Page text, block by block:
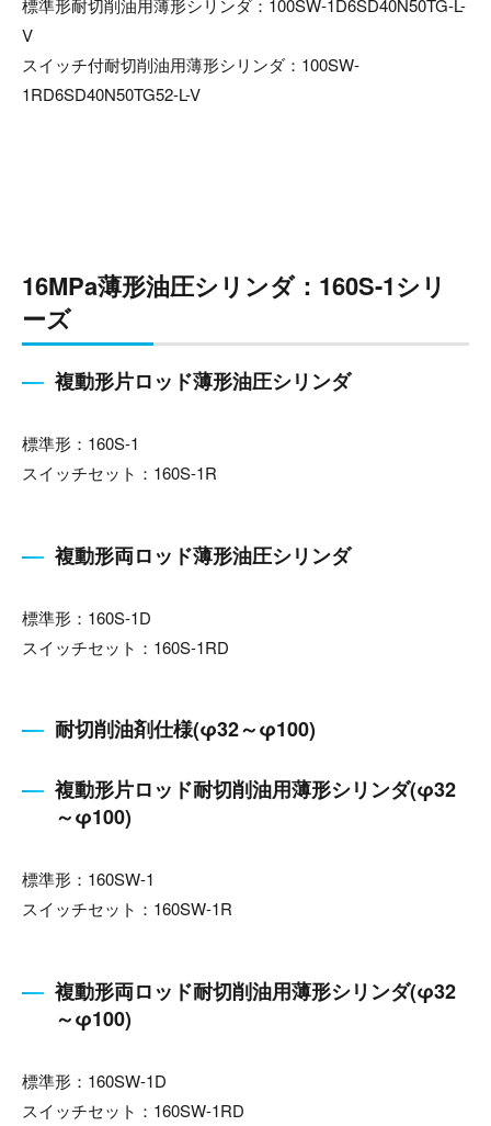
V
スイッチ付耐切削油用薄形シリンダ：100SW-
1RD6SD40N50TG52-L-V
16MPa薄形油圧シリンダ：160S-1シリ
ーズ
複動形片ロッド薄形油圧シリンダ
標準形：160S-1
スイッチセット：160S-1R
複動形両ロッド薄形油圧シリンダ
標準形：160S-1D
スイッチセット：160S-1RD
耐切削油剤仕様(φ32～φ100)
複動形片ロッド耐切削油用薄形シリンダ(φ32
～φ100)
標準形：160SW-1
スイッチセット：160SW-1R
複動形両ロッド耐切削油用薄形シリンダ(φ32
～φ100)
標準形：160SW-1D
スイッチセット：160SW-1RD